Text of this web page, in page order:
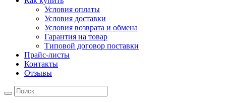
Условия оплаты
Условия доставки
Условия возврата и обмена
Гарантия на товар
Типовой договор поставки
Прайс-листы
Контакты
Отзывы